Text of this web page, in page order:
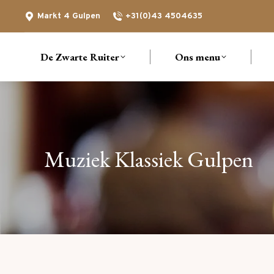
Markt 4 Gulpen +31(0)43 4504635
De Zwarte Ruiter Ons menu
Muziek Klassiek Gulpen